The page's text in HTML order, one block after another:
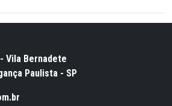
Vila Bernadete
Paulista - SP